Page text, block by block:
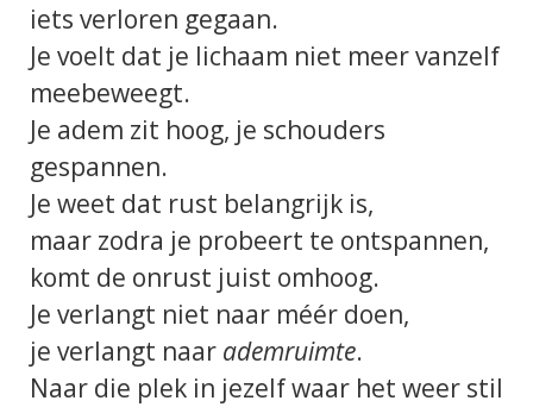
iets verloren gegaan.
Je voelt dat je lichaam niet meer vanzelf
meebeweegt.
Je adem zit hoog, je schouders
gespannen.
Je weet dat rust belangrijk is,
maar zodra je probeert te ontspannen,
komt de onrust juist omhoog.
Je verlangt niet naar méér doen,
je verlangt naar ademruimte.
Naar die plek in jezelf waar het weer stil